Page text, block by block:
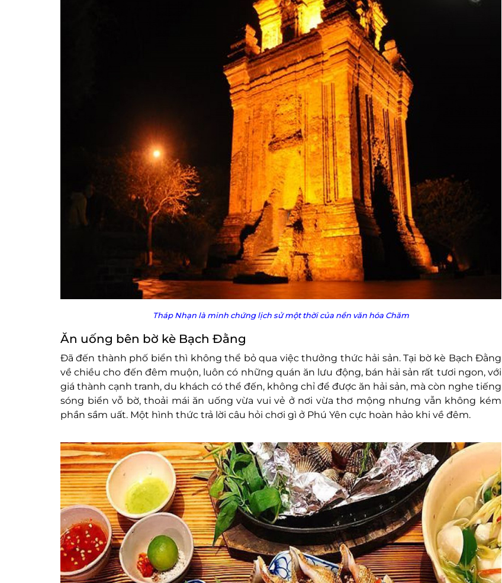
Tháp Nhạn là minh chứng lịch sử một thời của nền văn hóa Chăm
Ăn uống bên bờ kè Bạch Đằng
Đã đến thành phố biển thì không thể bỏ qua việc thưởng thức hải sản. Tại bờ kè Bạch Đằng
về chiều cho đến đêm muộn, luôn có những quán ăn lưu động, bán hải sản rất tươi ngon, với
giá thành cạnh tranh, du khách có thể đến, không chỉ để được ăn hải sản, mà còn nghe tiếng
sóng biển vỗ bờ, thoải mái ăn uống vừa vui vẻ ở nơi vừa thơ mộng nhưng vẫn không kém
phần sầm uất. Một hình thức trả lời câu hỏi chơi gì ở Phú Yên cực hoàn hảo khi về đêm.